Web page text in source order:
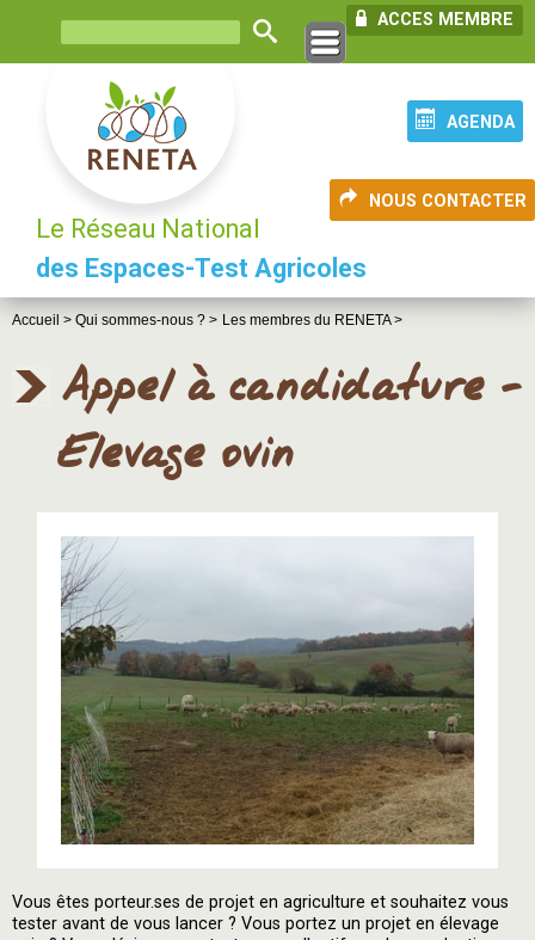
ACCES MEMBRE
AGENDA
NOUS CONTACTER
Le Réseau National
des Espaces-Test Agricoles
Accueil > Qui sommes-nous ? > Les membres du RENETA >
Appel à candidature -
Elevage ovin
Vous êtes porteur.ses de projet en agriculture et souhaitez vous
tester avant de vous lancer ? Vous portez un projet en élevage